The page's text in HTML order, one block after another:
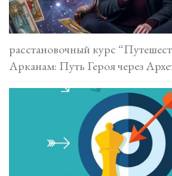
расстановочный курс
Арканам: Путь Героя через